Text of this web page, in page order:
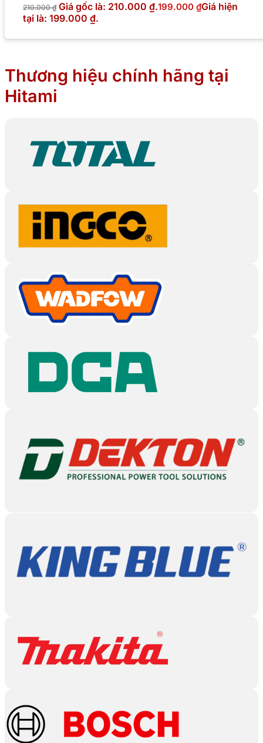
210.000₫ Giá gốc là: 210.000 ₫.199.000 ₫Giá hiện
tại là: 199.000 ₫.
Thương hiệu chính hãng tại
Hitami